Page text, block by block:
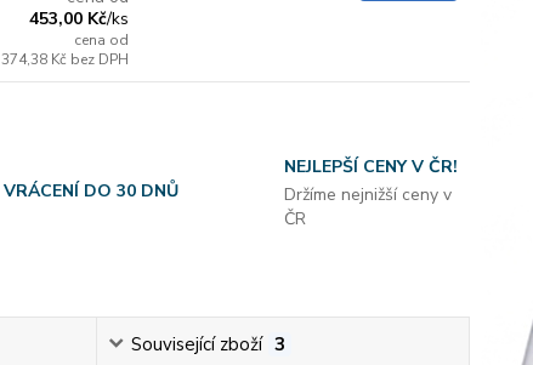
453,00 Kč/ks
cena od
374,38 Kč bez DPH
VRÁCENÍ DO 30 DNŮ
NEJLEPŠÍ CENY V ČR!
Držíme nejnižší ceny v
ČR
Související zboží 3